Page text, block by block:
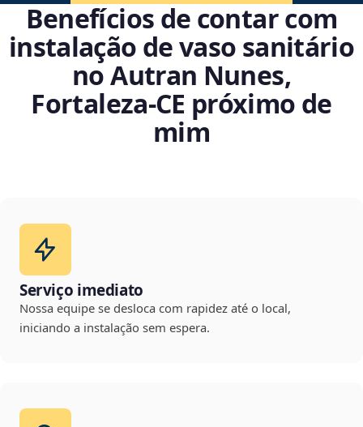
Benefícios de contar com
instalação de vaso sanitário
no Autran Nunes,
Fortaleza‑CE próximo de
mim
Serviço imediato
Nossa equipe se desloca com rapidez até o local,
iniciando a instalação sem espera.